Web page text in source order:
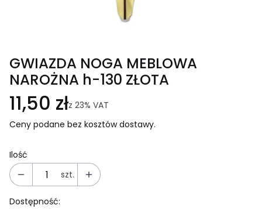
GWIAZDA NOGA MEBLOWA
NAROŻNA h-130 ZŁOTA
11,50 złz 23% VAT
Ceny podane bez kosztów dostawy.
Ilość
szt.
Dostępność: